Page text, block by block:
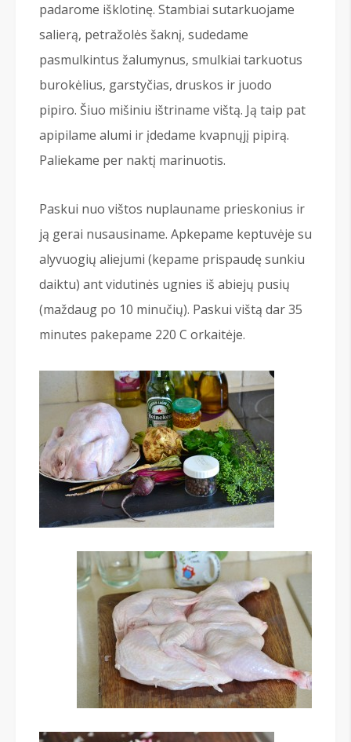
padarome išklotinę. Stambiai sutarkuojame
salierą, petražolės šaknį, sudedame
pasmulkintus žalumynus, smulkiai tarkuotus
burokėlius, garstyčias, druskos ir juodo
pipiro. Šiuo mišiniu ištriname vištą. Ją taip pat
apipilame alumi ir įdedame kvapnųjį pipirą.
Paliekame per naktį marinuotis.
Paskui nuo vištos nuplauname prieskonius ir
ją gerai nusausiname. Apkepame keptuvėje su
alyvuogių aliejumi (kepame prispaudę sunkiu
daiktu) ant vidutinės ugnies iš abiejų pusių
(maždaug po 10 minučių). Paskui vištą dar 35
minutes pakepame 220 С orkaitėje.